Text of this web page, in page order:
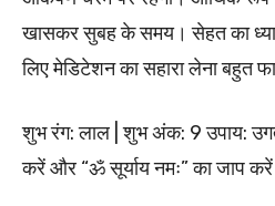
खासकर सुबह के समय। सेहत का
लिए मेडिटेशन का सहारा लेना बहुत
शुभ रंग: लाल | शुभ अंक: 9 उपाय:
करें और “ॐ सूर्याय नमः” का जाप